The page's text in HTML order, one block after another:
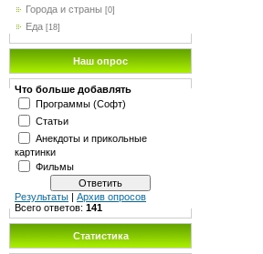
Города и страны [0]
Еда [18]
Наш опрос
Что больше добавлять
Программы (Софт)
Статьи
Анекдоты и прикольные
картинки
Фильмы
Результаты | Архив опросов
Всего ответов: 141
Статистика